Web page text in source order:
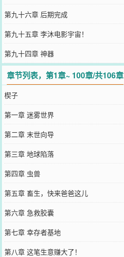
第九十六章 后期完成
第九十五章 李沐电影宇宙！
第九十四章 神器
章节列表，第1章~ 100章/共106章
楔子
第一章 迷雾世界
第二章 末世向导
第三章 地球陷落
第四章 虫兽
第五章 畜生，快来爸爸这儿
第六章 急救胶囊
第七章 幸存者基地
第八章 这笔生意赚大了！